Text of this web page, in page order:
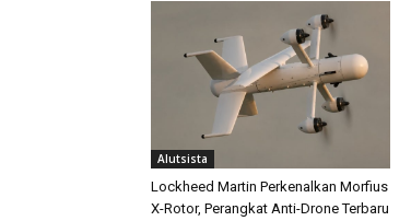
Alutsista
Lockheed Martin Perkenalkan Morfius
X-Rotor, Perangkat Anti-Drone Terbaru